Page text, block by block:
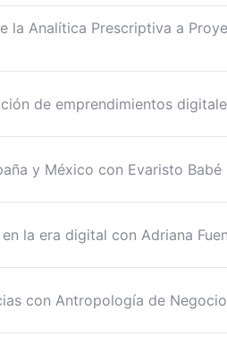
la Analítica Prescriptiva a
de emprendimientos
y México con Evaristo Babé
la era digital con Adriana
con Antropología de